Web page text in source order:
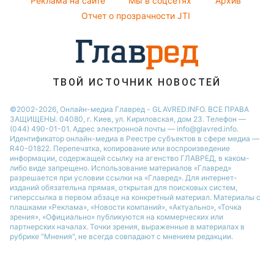
Отчет о прозрачности JTI
ТВОЙ ИСТОЧНИК НОВОСТЕЙ
©2002-2026, Онлайн-медиа Главред - GLAVRED.INFO. ВСЕ ПРАВА
ЗАЩИЩЕНЫ. 04080, г. Киев, ул. Кириловская, дом 23. Телефон —
(044) 490-01-01. Адрес электронной почты — info@glavred.info.
Идентификатор онлайн-медиа в Реестре cубъектов в сфере медиа —
R40-01822. Перепечатка, копирование или воспроизведение
информации, содержащей ссылку на агенство ГЛАВРЕД, в каком-
либо виде запрещено. Использование материалов «Главред»
разрешается при условии ссылки на «Главред». Для интернет-
изданий обязательна прямая, открытая для поисковых систем,
гиперссылка в первом абзаце на конкретный материал. Материалы с
плашками «Реклама», «Новости компаний», «Актуально», «Точка
зрения», «Официально» публикуются на коммерческих или
партнерских началах. Точки зрения, выраженные в материалах в
рубрике "Мнения", не всегда совпадают с мнением редакции.